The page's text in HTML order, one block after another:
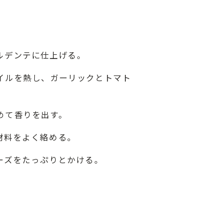
ンテに仕上げる。
ルを熱し、ガーリックとトマト
香りを出す。
をよく絡める。
をたっぷりとかける。